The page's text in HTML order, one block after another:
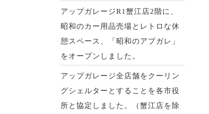
アップガレージR1蟹江店2階に、
昭和のカー用品売場とレトロな休
憩スペース、「昭和のアプガレ」
をオープンしました。
アップガレージ全店舗をクーリン
グシェルターとすることを各市役
所と協定しました。（蟹江店を除